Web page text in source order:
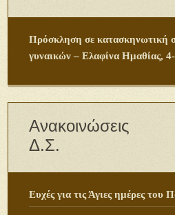
Πρόσκληση σε κατασκηνωτική
γυναικών – Ελαφίνα Ημαθίας,
Ανακοινώσεις
Δ.Σ.
Ευχές για τις Άγιες ημέρες του